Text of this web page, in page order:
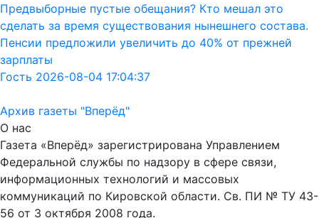
Предвыборные пустые обещания? Кто мешал это
сделать за время существования нынешнего состава.
Пенсии предложили увеличить до 40% от прежней
зарплаты
Гость 2026-08-04 17:04:37
Архив газеты "Вперёд"
О нас
Газета «Вперёд» зарегистрирована Управлением
Федеральной службы по надзору в сфере связи,
информационных технологий и массовых
коммуникаций по Кировской области. Св. ПИ № ТУ 43-
56 от 3 октября 2008 года.